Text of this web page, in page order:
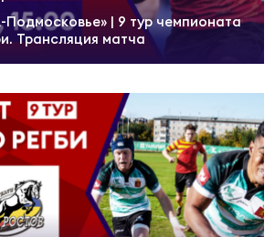
Подмосковье» | 9 тур чемпионата
Трансляция матча